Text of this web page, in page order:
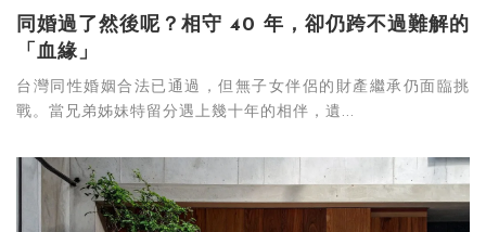
同婚過了然後呢？相守 40 年，卻仍跨不過難解的
「血緣」
台灣同性婚姻合法已通過，但無子女伴侶的財產繼承仍面臨挑
戰。當兄弟姊妹特留分遇上幾十年的相伴，遺...